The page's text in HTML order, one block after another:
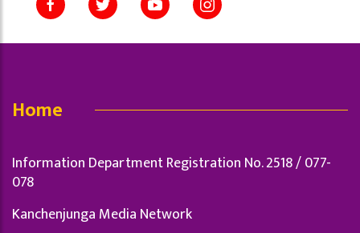
Home
Information Department Registration No. 2518 / 077-
078
Kanchenjunga Media Network